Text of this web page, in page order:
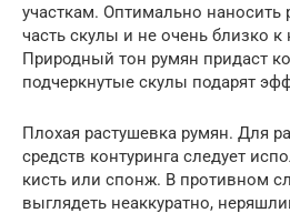
участкам. Оптимально
часть скулы и не очень близко к
Природный тон румян придаст
подчеркнутые скулы подарят
Плохая растушевка румян. Для
средств контуринга следует
кисть или спонж. В противном
выглядеть неаккуратно,